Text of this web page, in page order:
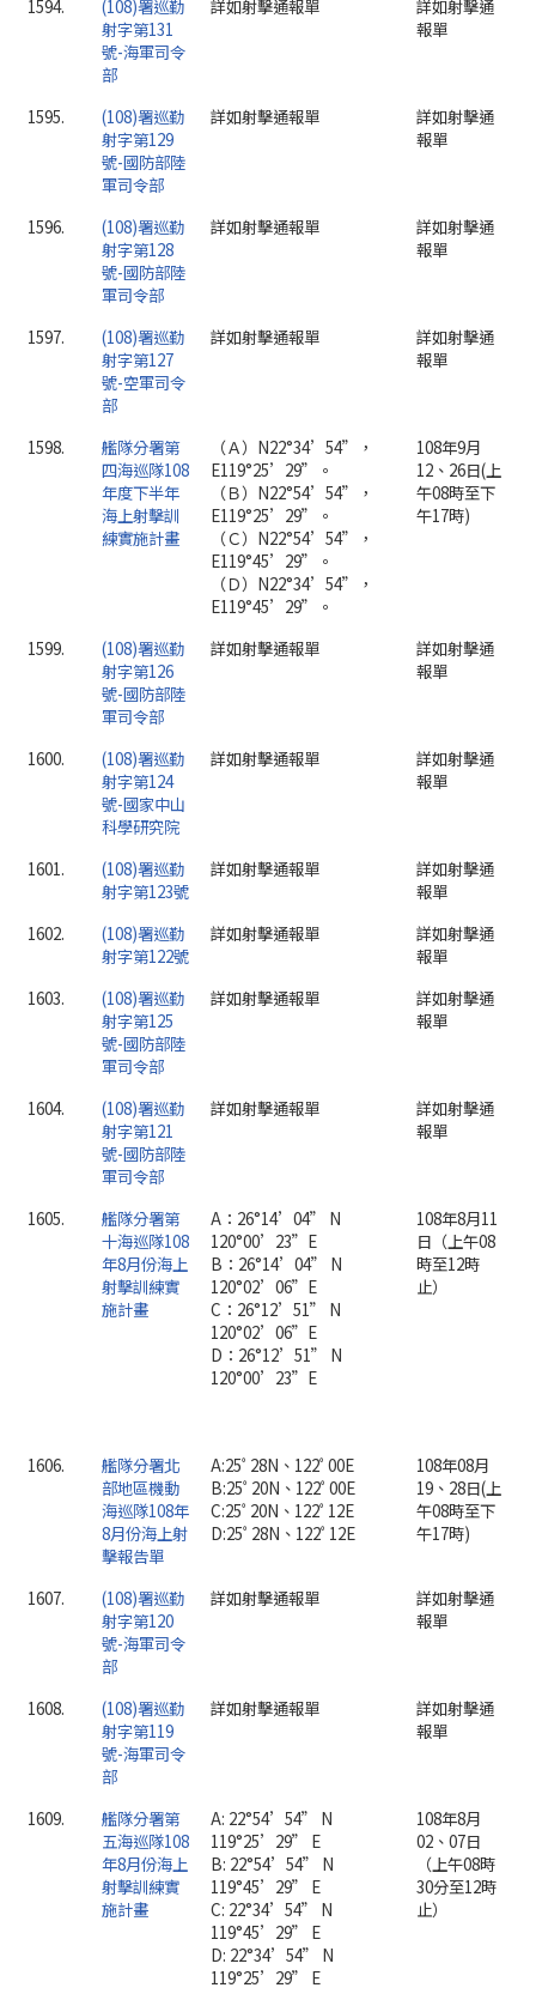
1594.
(108)署巡勤
射字第131
號-海軍司令
部
詳如射擊通報單
詳如射擊通
報單
1595.
(108)署巡勤
射字第129
號-國防部陸
軍司令部
詳如射擊通報單
詳如射擊通
報單
1596.
(108)署巡勤
射字第128
號-國防部陸
軍司令部
詳如射擊通報單
詳如射擊通
報單
1597.
(108)署巡勤
射字第127
號-空軍司令
部
詳如射擊通報單
詳如射擊通
報單
1598.
艦隊分署第
四海巡隊108
年度下半年
海上射擊訓
練實施計畫
（Ａ）N22°34’54”，
E119°25’29”。
（Ｂ）N22°54’54”，
E119°25’29”。
（Ｃ）N22°54’54”，
E119°45’29”。
（Ｄ）N22°34’54”，
E119°45’29”。
108年9月
12、26日(上
午08時至下
午17時)
1599.
(108)署巡勤
射字第126
號-國防部陸
軍司令部
詳如射擊通報單
詳如射擊通
報單
1600.
(108)署巡勤
射字第124
號-國家中山
科學研究院
詳如射擊通報單
詳如射擊通
報單
1601.
(108)署巡勤
射字第123號
詳如射擊通報單
詳如射擊通
報單
1602.
(108)署巡勤
射字第122號
詳如射擊通報單
詳如射擊通
報單
1603.
(108)署巡勤
射字第125
號-國防部陸
軍司令部
詳如射擊通報單
詳如射擊通
報單
1604.
(108)署巡勤
射字第121
號-國防部陸
軍司令部
詳如射擊通報單
詳如射擊通
報單
1605.
艦隊分署第
十海巡隊108
年8月份海上
射擊訓練實
施計畫
A：26°14’04” N
120°00’23”E
B：26°14’04” N
120°02’06”E
C：26°12’51” N
120°02’06”E
D：26°12’51” N
120°00’23”E
108年8月11
日（上午08
時至12時
止）
1606.
艦隊分署北
部地區機動
海巡隊108年
8月份海上射
擊報告單
A:25ﾟ28N、122ﾟ00E
B:25ﾟ20N、122ﾟ00E
C:25ﾟ20N、122ﾟ12E
D:25ﾟ28N、122ﾟ12E
108年08月
19、28日(上
午08時至下
午17時)
1607.
(108)署巡勤
射字第120
號-海軍司令
部
詳如射擊通報單
詳如射擊通
報單
1608.
(108)署巡勤
射字第119
號-海軍司令
部
詳如射擊通報單
詳如射擊通
報單
1609.
艦隊分署第
五海巡隊108
年8月份海上
射擊訓練實
施計畫
A: 22°54’54” N
119°25’29” E
B: 22°54’54” N
119°45’29” E
C: 22°34’54” N
119°45’29” E
D: 22°34’54” N
119°25’29” E
108年8月
02、07日
（上午08時
30分至12時
止）